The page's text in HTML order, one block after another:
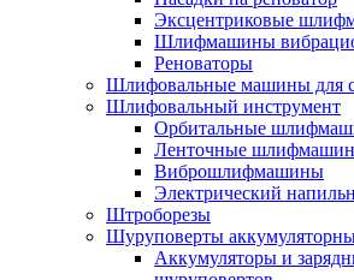
Эксцентриковые
Шлифмашины
Реноваторы
Шлифовальные машины для
Шлифовальный инструмент
Орбитальные
Ленточные
Виброшлифмашины
Электрический
Штроборезы
Шуруповерты
Аккумуляторы и